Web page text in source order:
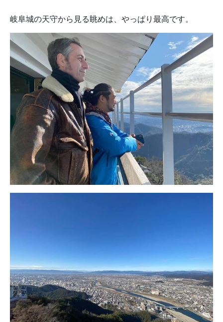
岐阜城の天守から見る眺めは、やっぱり最高です。